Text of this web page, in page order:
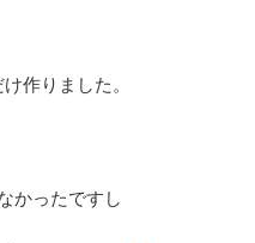
作りました。
かったですし